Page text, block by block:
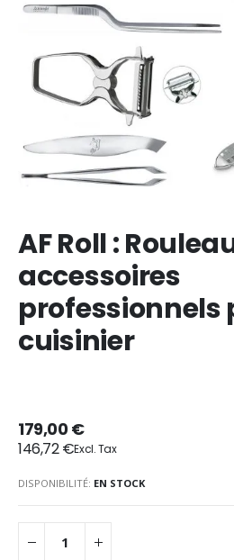
AF Roll :
accessoires
professionnels
cuisinier
179,00 €
146,72 €
DISPONIBILITÉ: EN STOCK